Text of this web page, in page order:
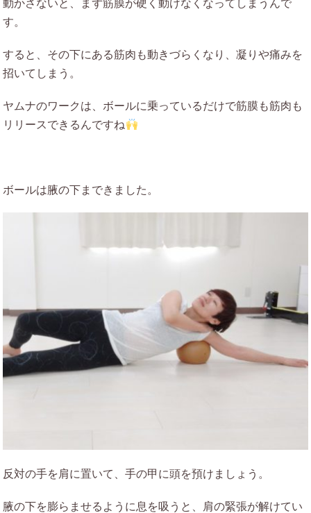
動かさないと、まず筋膜が硬く動けなくなってしまうんで
す。
すると、その下にある筋肉も動きづらくなり、凝りや痛みを
招いてしまう。
ヤムナのワークは、ボールに乗っているだけで筋膜も筋肉も
リリースできるんですね
ボールは腋の下まできました。
反対の手を肩に置いて、手の甲に頭を預けましょう。
腋の下を膨らませるように息を吸うと、肩の緊張が解けてい